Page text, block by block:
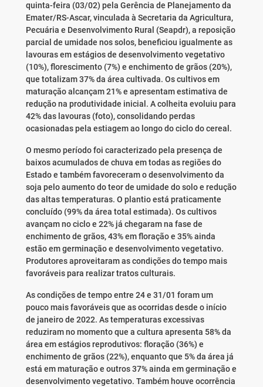
quinta-feira (03/02) pela Gerência de Planejamento da
Emater/RS-Ascar, vinculada à Secretaria da Agricultura,
Pecuária e Desenvolvimento Rural (Seapdr), a reposição
parcial de umidade nos solos, beneficiou igualmente as
lavouras em estágios de desenvolvimento vegetativo
(10%), florescimento (7%) e enchimento de grãos (20%),
que totalizam 37% da área cultivada. Os cultivos em
maturação alcançam 21% e apresentam estimativa de
redução na produtividade inicial. A colheita evoluiu para
42% das lavouras (foto), consolidando perdas
ocasionadas pela estiagem ao longo do ciclo do cereal.
O mesmo período foi caracterizado pela presença de
baixos acumulados de chuva em todas as regiões do
Estado e também favoreceram o desenvolvimento da
soja pelo aumento do teor de umidade do solo e redução
das altas temperaturas. O plantio está praticamente
concluído (99% da área total estimada). Os cultivos
avançam no ciclo e 22% já chegaram na fase de
enchimento de grãos, 43% em floração e 35% ainda
estão em germinação e desenvolvimento vegetativo.
Produtores aproveitaram as condições do tempo mais
favoráveis para realizar tratos culturais.
As condições de tempo entre 24 e 31/01 foram um
pouco mais favoráveis que as ocorridas desde o início
de janeiro de 2022. As temperaturas excessivas
reduziram no momento que a cultura apresenta 58% da
área em estágios reprodutivos: floração (36%) e
enchimento de grãos (22%), enquanto que 5% da área já
está em maturação e outros 37% ainda em germinação e
desenvolvimento vegetativo. Também houve ocorrência